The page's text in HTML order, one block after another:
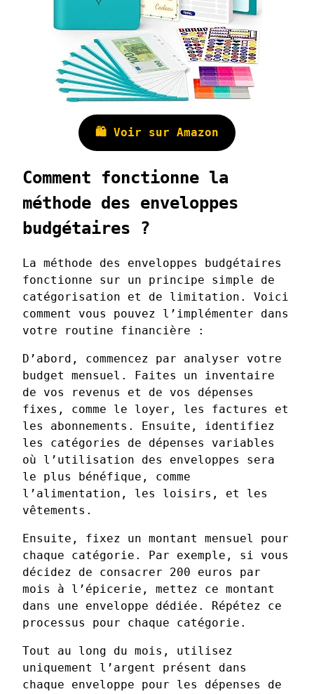
🛍️ Voir sur Amazon
Comment fonctionne la
méthode des enveloppes
budgétaires ?
La méthode des enveloppes budgétaires
fonctionne sur un principe simple de
catégorisation et de limitation. Voici
comment vous pouvez l’implémenter dans
votre routine financière :
D’abord, commencez par analyser votre
budget mensuel. Faites un inventaire
de vos revenus et de vos dépenses
fixes, comme le loyer, les factures et
les abonnements. Ensuite, identifiez
les catégories de dépenses variables
où l’utilisation des enveloppes sera
le plus bénéfique, comme
l’alimentation, les loisirs, et les
vêtements.
Ensuite, fixez un montant mensuel pour
chaque catégorie. Par exemple, si vous
décidez de consacrer 200 euros par
mois à l’épicerie, mettez ce montant
dans une enveloppe dédiée. Répétez ce
processus pour chaque catégorie.
Tout au long du mois, utilisez
uniquement l’argent présent dans
chaque enveloppe pour les dépenses de